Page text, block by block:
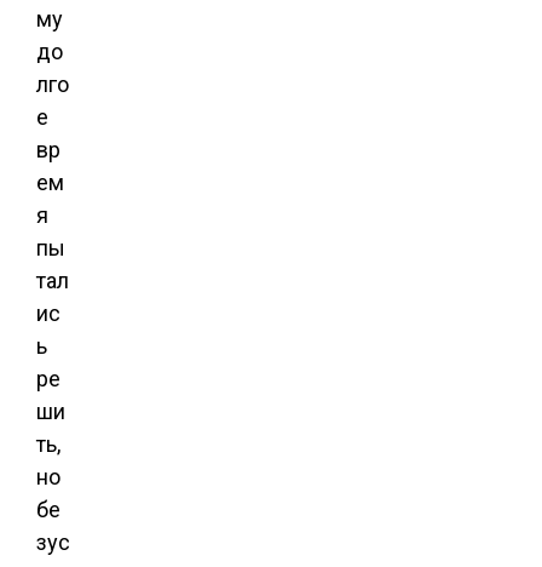
му
до
лго
е
вр
ем
я
пы
тал
ис
ь
ре
ши
ть,
но
бе
зус